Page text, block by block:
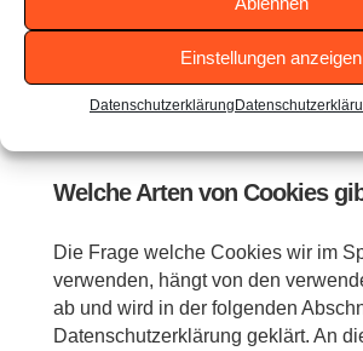
Einstellungen anzeigen
Datenschutzerklärung
gespeichert werden können
Insgesamt sollen mindestens
gespeichert werden können
Welche Arten von Cookies
Die Frage welche Cookies wir im
verwenden, hängt von den
ab und wird in der folgenden
Datenschutzerklärung geklärt. An